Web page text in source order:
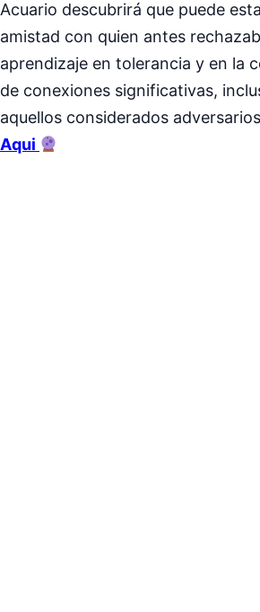
Acuario descubrirá que puede
amistad con quien antes
aprendizaje en tolerancia y en la
de conexiones significativas,
aquellos considerados
Aqui